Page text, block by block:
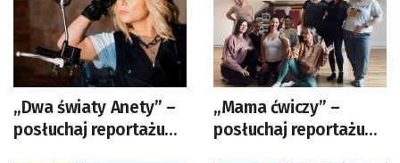
„Dwa światy Anety” –
posłuchaj reportażu
„Mama ćwiczy” –
posłuchaj reportażu